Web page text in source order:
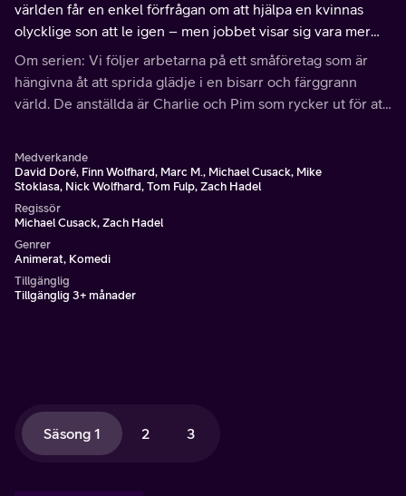
världen får en enkel förfrågan om att hjälpa en kvinnas
olycklige son att le igen – men jobbet visar sig vara mer
komplicerat än vad det verkar.
Om serien: Vi följer arbetarna på ett småföretag som är
hängivna åt att sprida glädje i en bisarr och färggrann
värld. De anställda är Charlie och Pim som rycker ut för att
Medverkande
David Doré, Finn Wolfhard, Marc M., Michael Cusack, Mike
Stoklasa, Nick Wolfhard, Tom Fulp, Zach Hadel
Regissör
Michael Cusack, Zach Hadel
Genrer
Animerat, Komedi
Tillgänglig
Tillgänglig 3+ månader
Säsong 1 2 3